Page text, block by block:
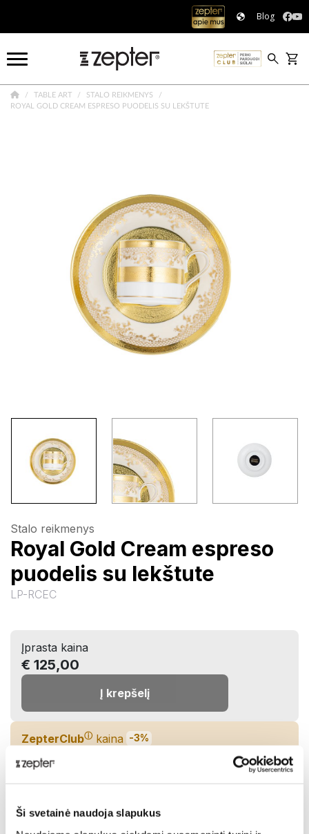
Ši svetainė naudoja slapukus
Blog
TABLE ART
STALO REIKMENYS
ROYAL GOLD CREAM ESPRESO PUODELIS SU LEKŠTUTE
Stalo reikmenys
Royal Gold Cream espreso
puodelis su lekštute
LP-RCEC
Įprasta kaina
€ 125,00
Į krepšelį
ZepterClubⓘ kaina -3%
€ 120,63
Įdėkite į krepšelį ir gaukite nuolaidą